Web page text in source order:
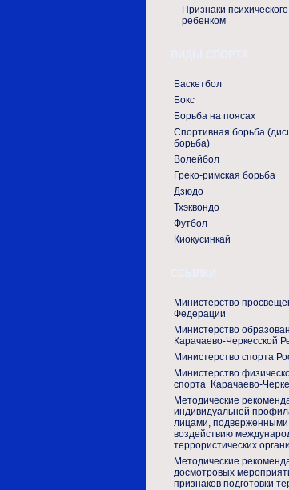
Признаки
ребенком
ВИДЫ СПОРТА
Баскетбол
Бокс
Борьба на поясах
Спортивная борьба
борьба)
Волейбол
Греко-римская борьба
Дзюдо
Тхэквондо
Футбол
Киокусинкай
ССЫЛКИ
Министерство
Федерации
Министерство
Карачаево-Черкесской
Министерство спорта
Министерство
спорта Карачаево-
Методические
индивидуальной
лицами, подверженными
воздействию
террористических
Методические
досмотровых
признаков подготовки